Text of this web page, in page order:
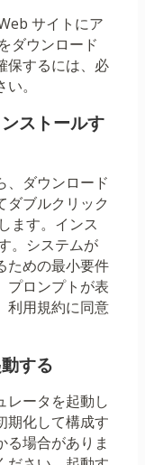
サイトにア
ダウンロード
保するには、必
。
ストールす
、ダウンロード
ダブルクリック
ます。インス
。システムが
ための最小要件
プロンプトが表
利用規約に同意
する
レータを起動し
期化して構成す
る場合がありま